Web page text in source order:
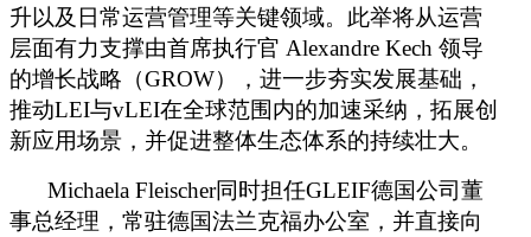
升以及日常运营管理等关键领域。此举将从运营
层面有力支撑由首席执行官 Alexandre Kech 领导
的增长战略（GROW），进一步夯实发展基础，
推动LEI与vLEI在全球范围内的加速采纳，拓展创
新应用场景，并促进整体生态体系的持续壮大。
Michaela Fleischer同时担任GLEIF德国公司董
事总经理，常驻德国法兰克福办公室，并直接向